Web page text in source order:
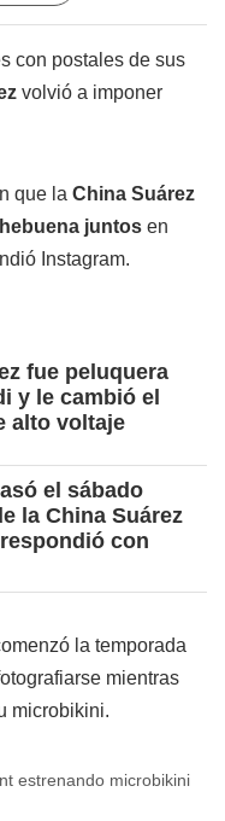
con postales de sus
volvió a imponer
que la China Suárez
juntos en
Instagram.
fue peluquera
y le cambió el
alto voltaje
el sábado
la China Suárez
con
la temporada
mientras
microbikini.
estrenando microbikini